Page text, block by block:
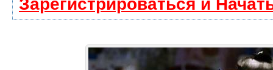
Зарегистрироваться и